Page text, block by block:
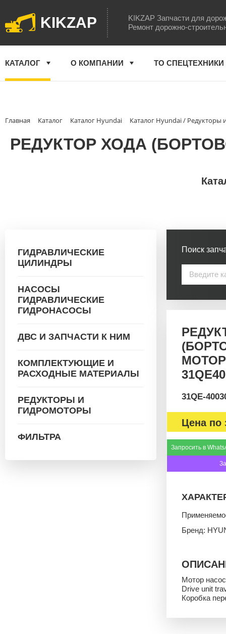
KIKZAP
KIKZAP Запчасти для
Ремонт дорожно-
КАТАЛОГ О КОМПАНИИ ТО СПЕЦТЕХНИКИ
Главная Каталог Каталог Hyundai Каталог Hyundai / Редукторы
РЕДУКТОР ХОДА
ГИДРАВЛИЧЕСКИЕ
ЦИЛИНДРЫ
НАСОСЫ
ГИДРАВЛИЧЕСКИЕ
ГИДРОНАСОСЫ
ДВС И ЗАПЧАСТИ К НИМ
КОМПЛЕКТУЮЩИЕ И
РАСХОДНЫЕ МАТЕРИАЛЫ
РЕДУКТОРЫ И
ГИДРОМОТОРЫ
ФИЛЬТРА
Поиск
31QE-
Цена по
Запросить в
Бренд:
Мотор
Drive unit
Коробка